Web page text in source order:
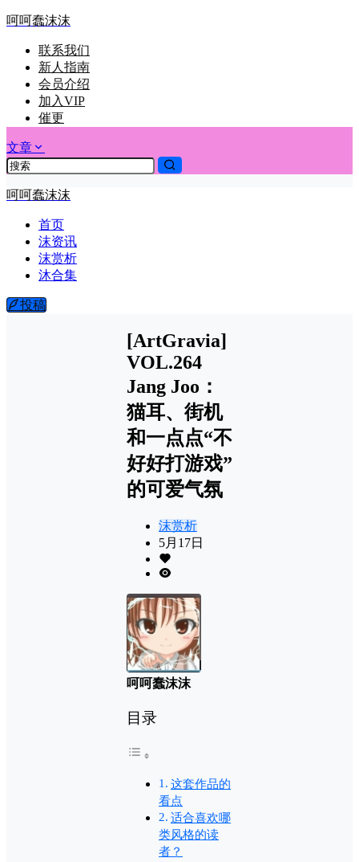
呵呵蠢沫沫
联系我们
新人指南
会员介绍
加入VIP
催更
文章
呵呵蠢沫沫
首页
沫资讯
沫赏析
沐合集
投稿
[ArtGravia]
VOL.264
Jang Joo：
猫耳、街机
和一点点“不
好好打游戏”
的可爱气氛
沫赏析
5月17日
呵呵蠢沫沫
目录
这套作品的
看点
适合喜欢哪
类风格的读
者？